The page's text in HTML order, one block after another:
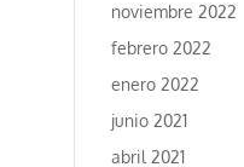
noviembre 2022
febrero 2022
enero 2022
junio 2021
abril 2021